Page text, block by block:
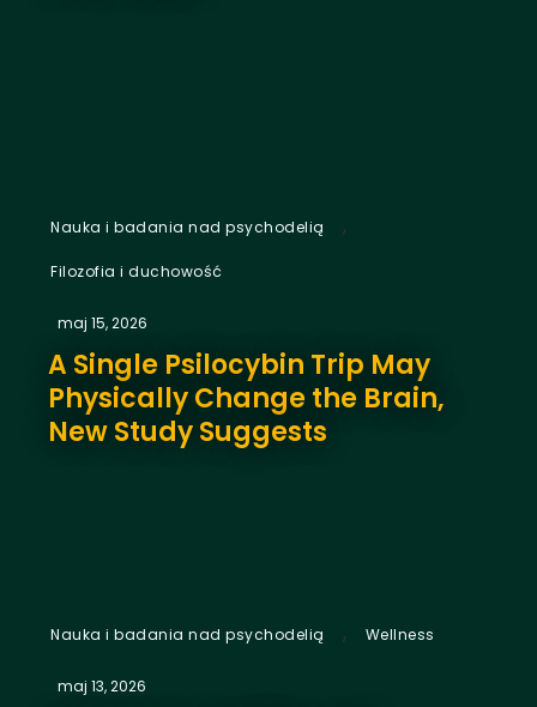
Nauka i badania nad psychodelią ,
Filozofia i duchowość
maj 15, 2026
A Single Psilocybin Trip May
Physically Change the Brain,
New Study Suggests
Nauka i badania nad psychodelią , Wellness
maj 13, 2026